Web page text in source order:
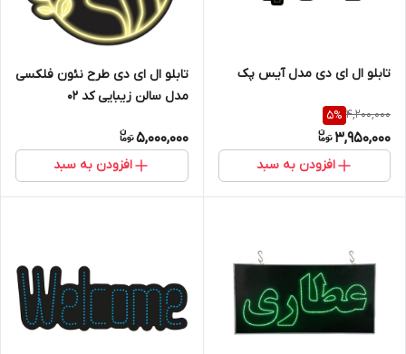
تابلو ال ای دی مدل آیس پک
4,200,000
5%
3,950,000
افزودن به سبد
تابلو ال ای دی طرح نئون فلکسی
مدل سالن زیبایی کد 02
5,000,000
افزودن به سبد